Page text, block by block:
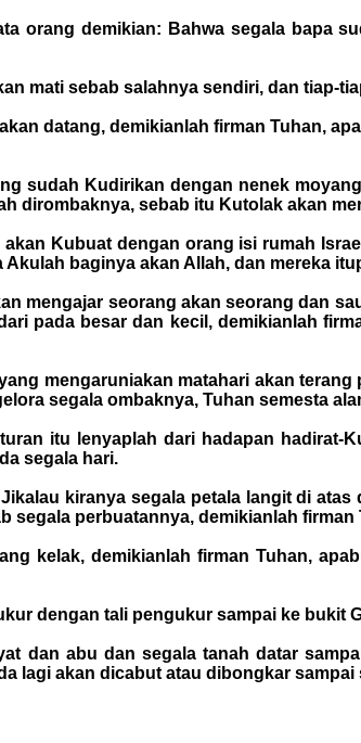
orang demikian: Bahwa segala bapa
mati sebab salahnya sendiri, dan
datang, demikianlah firman Tuhan,
sudah Kudirikan dengan nenek
dirombaknya, sebab itu Kutolak akan
Kubuat dengan orang isi rumah
Akulah baginya akan Allah, dan mereka
mengajar seorang akan seorang dan
pada besar dan kecil, demikianlah
mengaruniakan matahari akan
segala ombaknya, Tuhan semesta
itu lenyaplah dari hadapan
segala hari.
kiranya segala petala langit di
segala perbuatannya, demikianlah firman
kelak, demikianlah firman Tuhan,
dengan tali pengukur sampai ke bukit
dan abu dan segala tanah datar
lagi akan dicabut atau dibongkar sampai